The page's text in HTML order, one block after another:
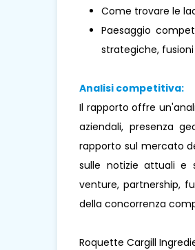
Come trovare le
Paesaggio
strategiche,
Analisi competitiva:
Il rapporto offre
aziendali, presenza
rapporto sul mercato
sulle notizie attuali e
venture, partnership,
della concorrenza
Roquette Cargill